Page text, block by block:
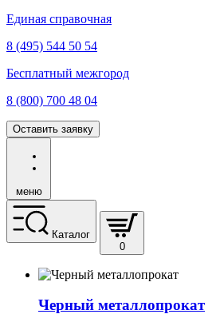
Единая справочная
8 (495) 544 50 54
Бесплатный межгород
8 (800) 700 48 04
Оставить заявку
меню
Каталог
0
Черный металлопрокат